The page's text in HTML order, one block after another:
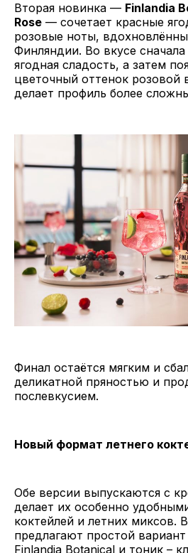
Вторая новинка — Finlandia
Rose — сочетает красные
розовые ноты,
Финляндии. Во вкусе
ягодная сладость, а затем
цветочный оттенок розовой
делает профиль более
Финал остаётся мягким и
деликатной пряностью и
послевкусием.
Новый формат летнего
Обе версии выпускаются с
делает их особенно
коктейлей и летних миксов.
предлагают простой
Finlandia Botanical и тоник –